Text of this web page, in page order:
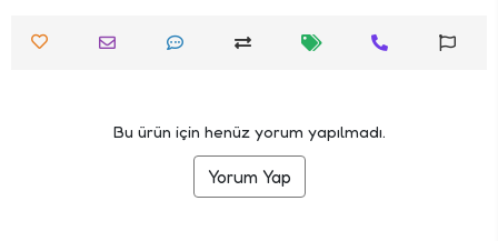
Bu ürün için henüz yorum yapılmadı.
Yorum Yap